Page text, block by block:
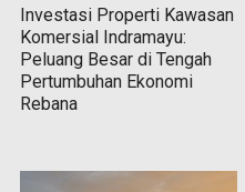
Investasi Properti Kawasan
Komersial Indramayu:
Peluang Besar di Tengah
Pertumbuhan Ekonomi
Rebana